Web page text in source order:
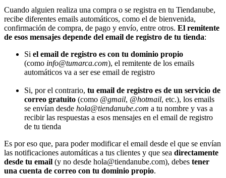
Cuando alguien realiza una compra o se registra en tu Tiendanube,
recibe diferentes emails automáticos, como el de bienvenida,
confirmación de compra, de pago y envío, entre otros. El remitente
de esos mensajes depende del email de registro de tu tienda:
Si el email de registro es con tu dominio propio
(como info@tumarca.com), el remitente de los emails
automáticos va a ser ese email de registro
Si, por el contrario, tu email de registro es de un servicio de
correo gratuito (como @gmail, @hotmail, etc.), los emails
se envían desde hola@tiendanube.com a tu nombre y vas a
recibir las respuestas a esos mensajes en el email de registro
de tu tienda
Es por eso que, para poder modificar el email desde el que se envían
las notificaciones automáticas a tus clientes y que sea directamente
desde tu email (y no desde hola@tiendanube.com), debes tener
una cuenta de correo con tu dominio propio.